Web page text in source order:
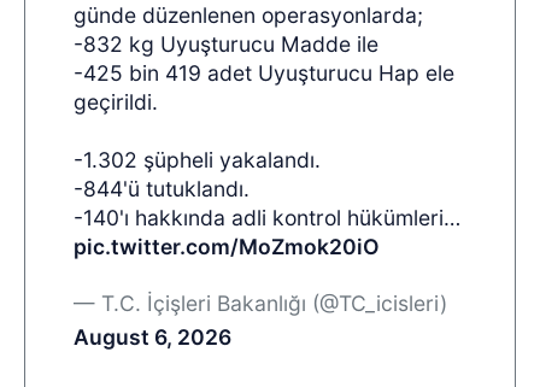
günde düzenlenen operasyonlarda;
-832 kg Uyuşturucu Madde ile
-425 bin 419 adet Uyuşturucu Hap ele
geçirildi.
-1.302 şüpheli yakalandı.
-844'ü tutuklandı.
-140'ı hakkında adli kontrol hükümleri…
pic.twitter.com/MoZmok20iO
— T.C. İçişleri Bakanlığı (@TC_icisleri)
August 6, 2026